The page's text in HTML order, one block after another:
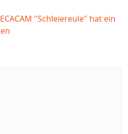
"Schleiereule" hat ein